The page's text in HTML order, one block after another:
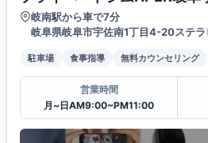
岐南駅から車で7分
岐阜県岐阜市宇佐南1丁目4-20ステラ
駐車場 食事指導 無料カウンセリング
営業時間
月~日AM9:00~PM11:00